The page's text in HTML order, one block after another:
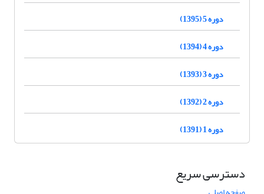
دوره 5 (1395)
دوره 4 (1394)
دوره 3 (1393)
دوره 2 (1392)
دوره 1 (1391)
دسترسی سریع